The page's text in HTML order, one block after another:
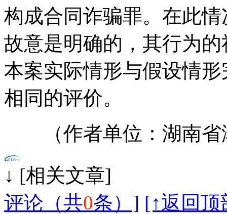
构成合同诈骗罪。在此
故意是明确的，其行为
本案实际情形与假设情
相同的评价。
（作者单位：湖南省
↓ [相
评论（共0条）] [↑返回顶